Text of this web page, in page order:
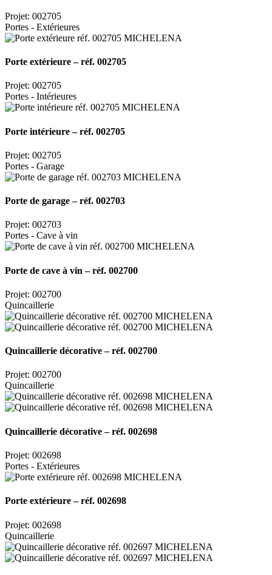
Projet: 002705
Portes - Extérieures
Porte extérieure – réf. 002705
Projet: 002705
Portes - Intérieures
Porte intérieure – réf. 002705
Projet: 002705
Portes - Garage
Porte de garage – réf. 002703
Projet: 002703
Portes - Cave à vin
Porte de cave à vin – réf. 002700
Projet: 002700
Quincaillerie
Quincaillerie décorative – réf. 002700
Projet: 002700
Quincaillerie
Quincaillerie décorative – réf. 002698
Projet: 002698
Portes - Extérieures
Porte extérieure – réf. 002698
Projet: 002698
Quincaillerie